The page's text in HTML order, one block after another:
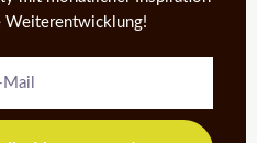
Weiterentwicklung!